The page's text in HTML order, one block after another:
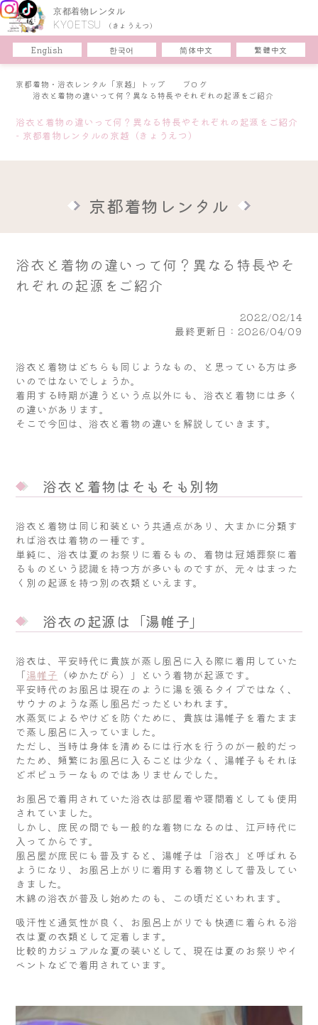
京都着物レンタル
KYOETSU (きょうえつ)
English 한국어 简体中文 繁體中文
京都着物・浴衣レンタル「京越」トップ
ブログ
浴衣と着物の違いって何？異なる特長やそれぞれの起源をご紹介
浴衣と着物の違いって何？異なる特長やそれぞれの起源をご紹介
- 京都着物レンタルの京越（きょうえつ）
京都着物レンタル
浴衣と着物の違いって何？異なる特長やそ
れぞれの起源をご紹介
2022/02/14
最終更新日：2026/04/09
浴衣と着物はどちらも同じようなもの、と思っている方は多
いのではないでしょうか。
着用する時期が違うという点以外にも、浴衣と着物には多く
の違いがあります。
そこで今回は、浴衣と着物の違いを解説していきます。
浴衣と着物はそもそも別物
浴衣と着物は同じ和装という共通点があり、大まかに分類す
れば浴衣は着物の一種です。
単純に、浴衣は夏のお祭りに着るもの、着物は冠婚葬祭に着
るものという認識を持つ方が多いものですが、元々はまった
く別の起源を持つ別の衣類といえます。
浴衣の起源は「湯帷子」
浴衣は、平安時代に貴族が蒸し風呂に入る際に着用していた
「湯帷子 （ゆかたびら）」という着物が起源です。
平安時代のお風呂は現在のように湯を張るタイプではなく、
サウナのような蒸し風呂だったといわれます。
水蒸気によるやけどを防ぐために、貴族は湯帷子を着たまま
で蒸し風呂に入っていました。
ただし、当時は身体を清めるには行水を行うのが一般的だっ
たため、頻繁にお風呂に入ることは少なく、湯帷子もそれほ
どポピュラーなものではありませんでした。
お風呂で着用されていた浴衣は部屋着や寝間着としても使用
されていました。
しかし、庶民の間でも一般的な着物になるのは、江戸時代に
入ってからです。
風呂屋が庶民にも普及すると、湯帷子は「浴衣」と呼ばれる
ようになり、お風呂上がりに着用する着物として普及してい
きました。
木綿の浴衣が普及し始めたのも、この頃だといわれます。
吸汗性と通気性が良く、お風呂上がりでも快適に着られる浴
衣は夏の衣類として定着します。
比較的カジュアルな夏の装いとして、現在は夏のお祭りやイ
ベントなどで着用されています。